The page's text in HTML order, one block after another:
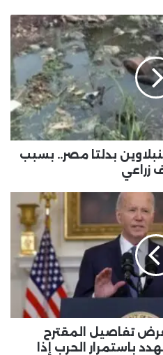
بدلتا مصر.. بسبب
زراعي
تفاصيل المقترح
باستمرار الحرب إذا